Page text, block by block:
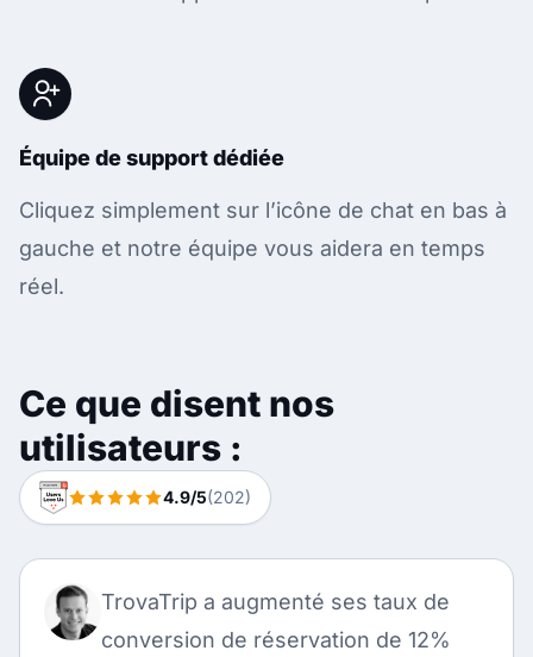
Équipe de support dédiée
Cliquez simplement sur l’icône de chat en bas à
gauche et notre équipe vous aidera en temps
réel.
Ce que disent nos
utilisateurs :
4.9/5(202)
TrovaTrip a augmenté ses taux de
conversion de réservation de 12%